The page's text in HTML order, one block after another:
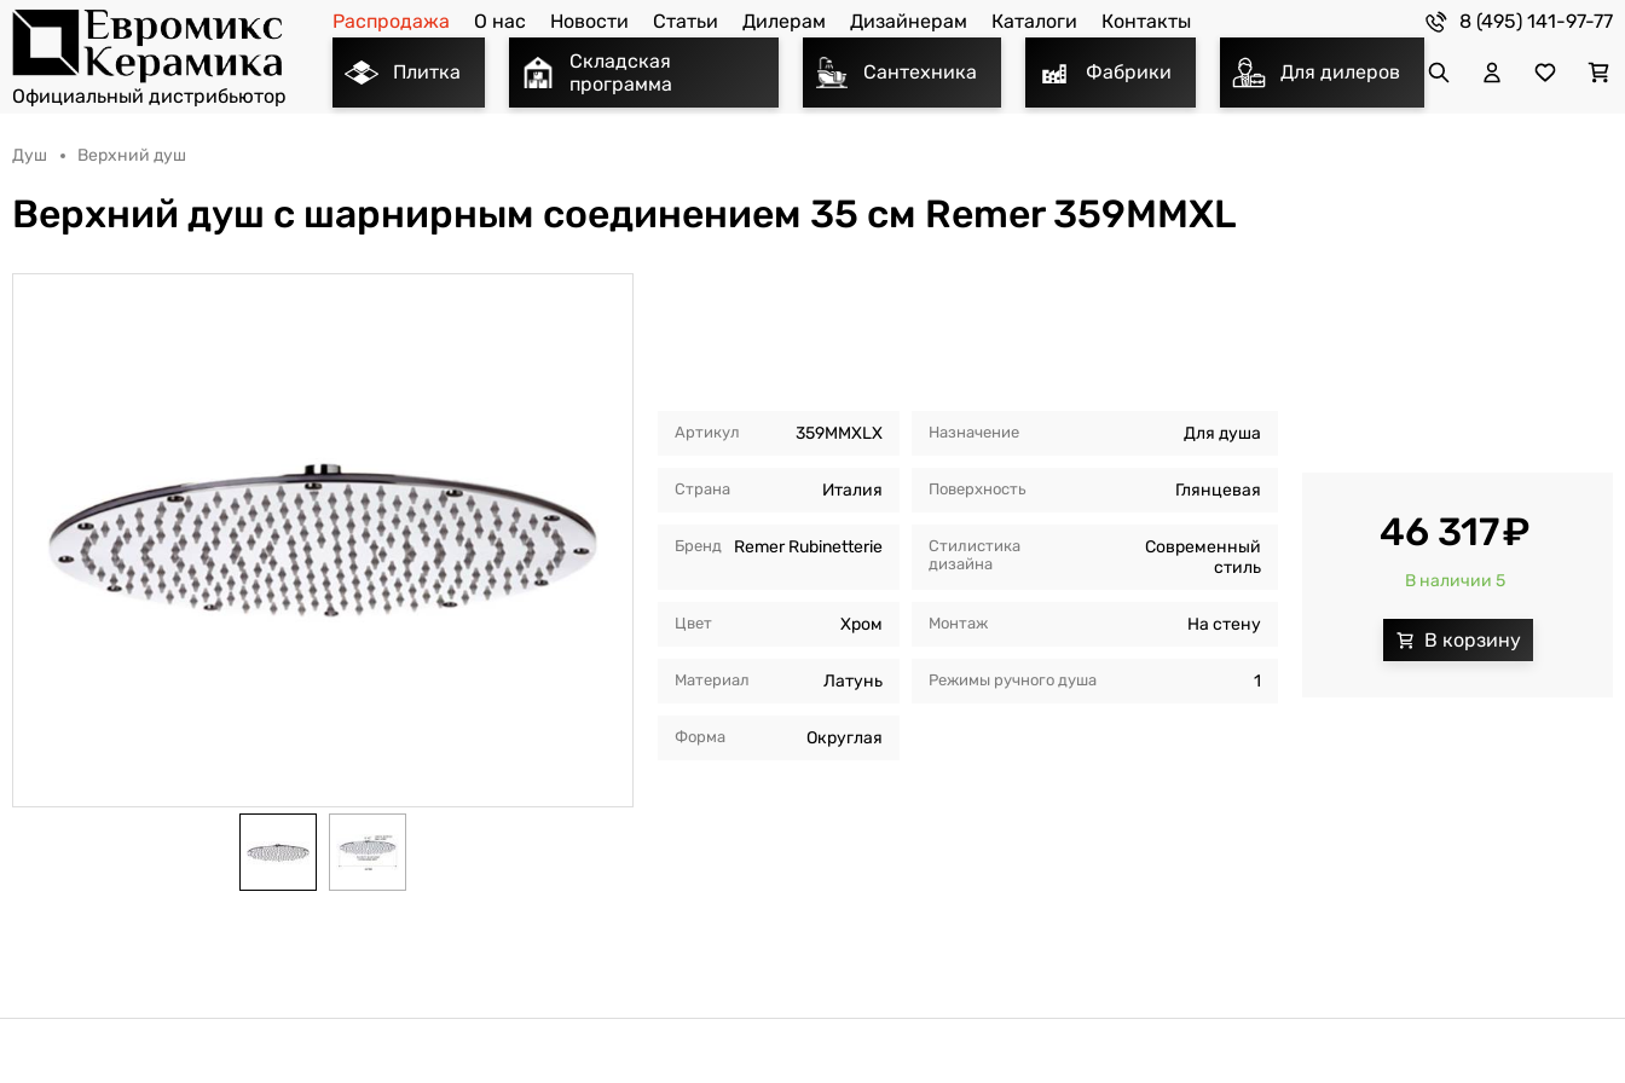
Распродажа О нас Новости Статьи Дилерам Дизайнерам Каталоги Контакты 8 (495) 141-97-77
Плитка
Складская
программа
Сантехника Фабрики Для дилеров
Душ Верхний душ
Верхний душ с шарнирным соединением 35 см Remer 359MMXL
Артикул 359MMXLX
Страна Италия
Бренд Remer Rubinetterie
Цвет Хром
Материал Латунь
Форма Округлая
Назначение Для душа
Поверхность Глянцевая
Стилистика
дизайна
Современный
стиль
Монтаж На стену
Режимы ручного душа 1
46 317
В наличии 5